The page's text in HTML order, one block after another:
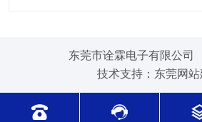
环境下，新能源电动车的电池、电
东莞市诠霖电子有限公
技术支持： 东莞网站